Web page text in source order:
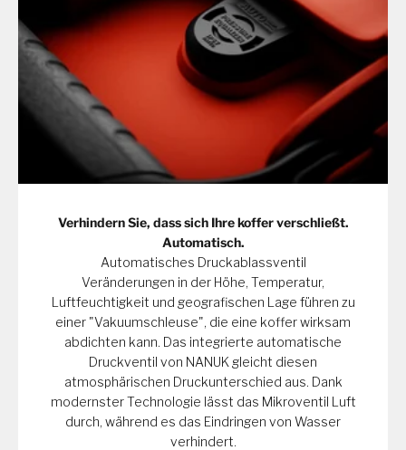
Verhindern Sie, dass sich Ihre koffer verschließt.
Automatisch.
Automatisches Druckablassventil
Veränderungen in der Höhe, Temperatur,
Luftfeuchtigkeit und geografischen Lage führen zu
einer "Vakuumschleuse", die eine koffer wirksam
abdichten kann. Das integrierte automatische
Druckventil von NANUK gleicht diesen
atmosphärischen Druckunterschied aus. Dank
modernster Technologie lässt das Mikroventil Luft
durch, während es das Eindringen von Wasser
verhindert.